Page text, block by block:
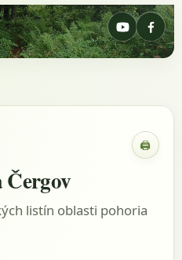
🖨
Čergov
listín oblasti pohoria